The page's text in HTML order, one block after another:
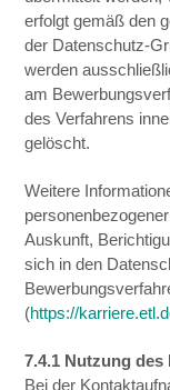
erfolgt gemäß den
der Datenschutz-
werden
am
des Verfahrens
gelöscht.
Weitere
Auskunft,
sich in den
(https://
7.4.1 Nutzung
Bei der